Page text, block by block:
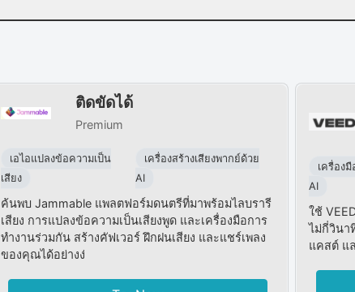
ติดขัดได้
Premium
เอไอแปลงข้อความเป็น
เสียง
เครื่องสร้างเสียงพากย์ด้วย
AI
ค้นพบ Jammable แพลตฟอร์มดนตรีที่มาพร้อมไลบรารี
เสียง การแปลงข้อความเป็นเสียงพูด และเครื่องมือการ
ทำงานร่วมกัน สร้างคัฟเวอร์ ฝึกฝนเสียง และแชร์เพลง
ของคุณได้อย่างง่
เครื่องมื
AI
ใช้
ไม่กี่วินา
แคสต์ แ